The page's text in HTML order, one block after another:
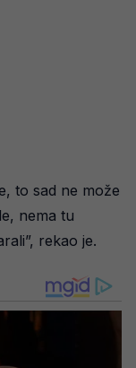
to sad ne može
nema tu
rekao je.